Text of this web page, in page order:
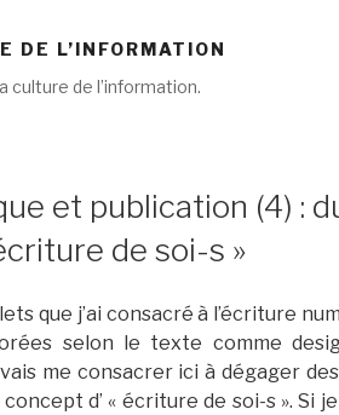
DE L’INFORMATION
culture de l’information.
et publication (4) :
de soi-s »
que j’ai consacré à l’écriture
selon le texte comme
me consacrer ici à dégager
d’ « écriture de soi-s ». Si